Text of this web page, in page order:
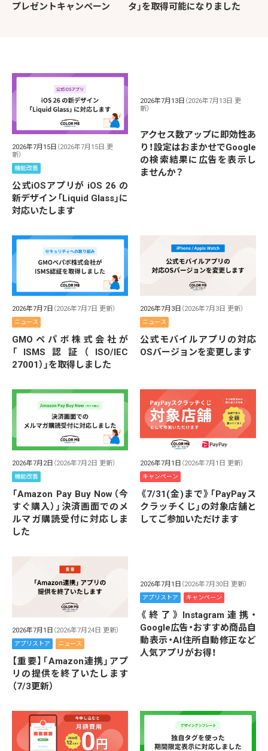
プレゼントキャンペーン
タ」を取得可能になりました
2026年7月15日 （2026年7月15日 更
新）
機能改善
公式iOSアプリが iOS 26 の
新デザイン「Liquid Glass」に
対応いたします
2026年7月13日 （2026年7月13日 更
新）
アクセス数アップに即効性あ
り！設定はおまかせでGoogle
の検索結果に広告を表示し
ませんか？
2026年7月7日 （2026年7月7日 更新）
ニュース
GMOペパボ株式会社が
「ISMS認証（ISO/IEC
27001）」を取得しました
2026年7月3日 （2026年7月3日 更新）
ニュース
公式モバイルアプリの対応
OSバージョンを変更します
2026年7月2日 （2026年7月2日 更新）
機能改善
「Amazon Pay Buy Now（今
すぐ購入）」決済画面でのメ
ルマガ購読受付に対応しま
した
2026年7月1日 （2026年7月1日 更新）
キャンペーン
《7/31(金)まで》「PayPayス
クラッチくじ」の対象店舗と
してご参加いただけます
2026年7月1日 （2026年7月24日 更新）
アプリストア ニュース
【重要】「Amazon連携」アプ
リの提供を終了いたします
（7/3更新）
2026年7月1日 （2026年7月30日 更新）
アプリストア キャンペーン
《終了》Instagram連携・
Google広告・おすすめ商品自
動表示・AI住所自動修正など
人気アプリがお得！